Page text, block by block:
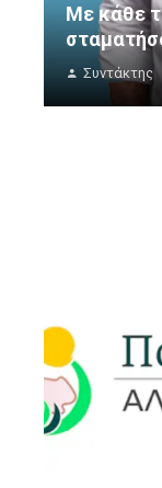
Με κάθε
Συντάκτης